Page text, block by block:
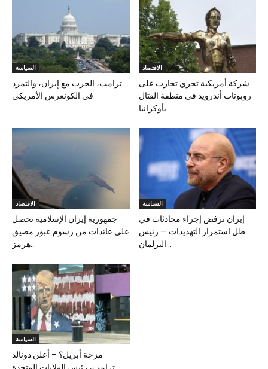
السياسة
ترامب، الحرب مع إيران، والتمرد
في الكونغرس الأمريكي
الاقتصاد
شركة أمريكية تجري تجارب على
روبوتات أندرويد في منطقة القتال
بأوكرانيا
الاقتصاد
جمهورية إيران الإسلامية تحصل
على عائدات من رسوم عبور مضيق
السياسة
إيران ترفض إجراء محادثات في
ظل استمرار التهديدات — رئيس
السياسة
مزحة أبريل؟ – أعلن دونالد